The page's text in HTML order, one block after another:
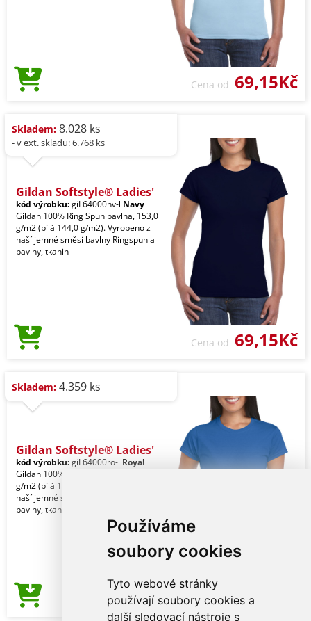
Používáme
soubory cookies
Tyto webové stránky
používají soubory cookies a
další sledovací nástroje s
Cena od 69,15Kč
Skladem: 8.028 ks
- v ext. skladu: 6.768 ks
Gildan Softstyle® Ladies'
kód výrobku:giL64000nv-l Navy
Gildan 100% Ring Spun bavlna, 153,0
g/m2 (bílá 144,0 g/m2). Vyrobeno z
naší jemné směsi bavlny Ringspun a
bavlny, tkanin
Cena od 69,15Kč
Skladem: 4.359 ks
Gildan Softstyle® Ladies'
kód výrobku:giL64000ro-l Royal
Gildan 100% Ring Spun bavlna, 153,0
g/m2 (bílá 144,0 g/m2). Vyrobeno z
naší jemné směsi bavlny Ringspun a
bavlny, tkanin
Cena od69,15Kč